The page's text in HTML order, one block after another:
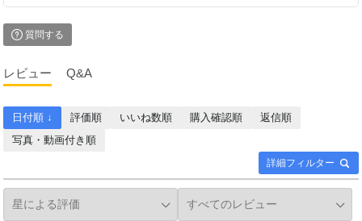
質問する
レビュー Q&A
詳細フィルター
日付順 ↓ 評価順 いいね数順 購入確認順
返信順
写真・動画付き順